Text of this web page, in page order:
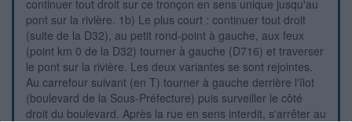
continuer tout droit sur ce tronçon en sens unique jusqu'au
pont sur la rivière. 1b) Le plus court : continuer tout droit
(suite de la D32), au petit rond-point à gauche, aux feux
(point km 0 de la D32) tourner à gauche (D716) et traverser
le pont sur la rivière. Les deux variantes se sont rejointes.
Au carrefour suivant (en T) tourner à gauche derrière l'îlot
(boulevard de la Sous-Préfecture) puis surveiller le côté
droit du boulevard. Après la rue en sens interdit, s'arrêter au